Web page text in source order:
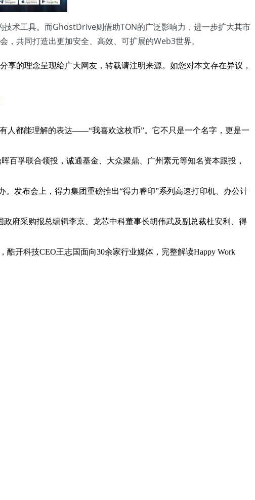
术工具。而GhostDrive则借助TON的广泛影响力，进一步扩大其市
共同打造出更加安全、高效、可扩展的Web3世界。
的理念呈现给广大网友，转载请注明来源。如您对本文存在异议，
人都能理解的表达——“我喜欢这枚币”。它不只是一个名字，更是一
百孚联合领投，诚通基金、大众聚鼎、广州素元等知名资本跟投，
。发布会上，得力集团重磅推出“得力睿印”系列高速打印机、办公计
政府采购报总编辑李京、龙芯中科董事长胡伟武及副总裁杜安利、得
开科技CEO王志国面向30余家行业媒体，完整解读Happy Work